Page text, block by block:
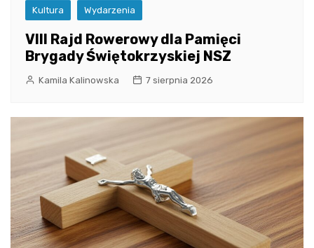
Kultura Wydarzenia
VIII Rajd Rowerowy dla Pamięci
Brygady Świętokrzyskiej NSZ
Kamila Kalinowska 7 sierpnia 2026